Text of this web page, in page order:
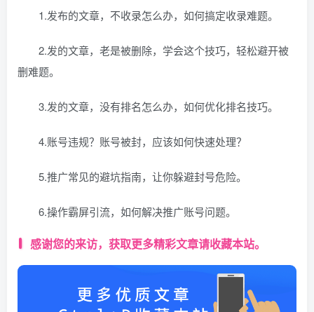
1.发布的文章，不收录怎么办，如何搞定收录难题。
2.发的文章，老是被删除，学会这个技巧，轻松避开被
删难题。
3.发的文章，没有排名怎么办，如何优化排名技巧。
4.账号违规？账号被封，应该如何快速处理？
5.推广常见的避坑指南，让你躲避封号危险。
6.操作霸屏引流，如何解决推广账号问题。
感谢您的来访，获取更多精彩文章请收藏本站。